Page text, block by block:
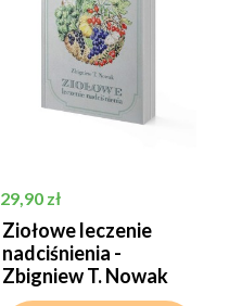
Cena
29,90 zł
Ziołowe leczenie
nadciśnienia -
Zbigniew T. Nowak